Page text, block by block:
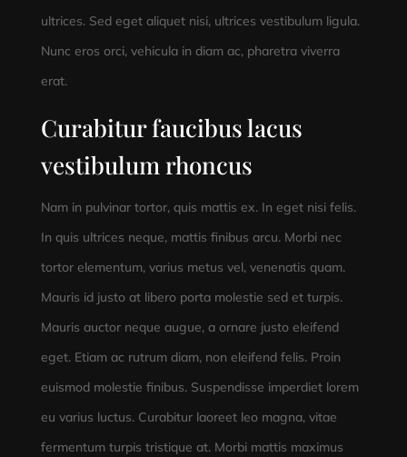
ultrices. Sed eget aliquet nisi, ultrices vestibulum ligula.
Nunc eros orci, vehicula in diam ac, pharetra viverra
erat.
Curabitur faucibus lacus
vestibulum rhoncus
Nam in pulvinar tortor, quis mattis ex. In eget nisi felis.
In quis ultrices neque, mattis finibus arcu. Morbi nec
tortor elementum, varius metus vel, venenatis quam.
Mauris id justo at libero porta molestie sed et turpis.
Mauris auctor neque augue, a ornare justo eleifend
eget. Etiam ac rutrum diam, non eleifend felis. Proin
euismod molestie finibus. Suspendisse imperdiet lorem
eu varius luctus. Curabitur laoreet leo magna, vitae
fermentum turpis tristique at. Morbi mattis maximus